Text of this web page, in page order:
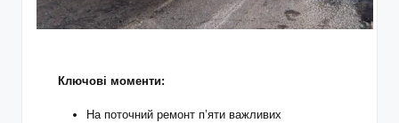
Ключові моменти:
На поточний ремонт п’яти важливих